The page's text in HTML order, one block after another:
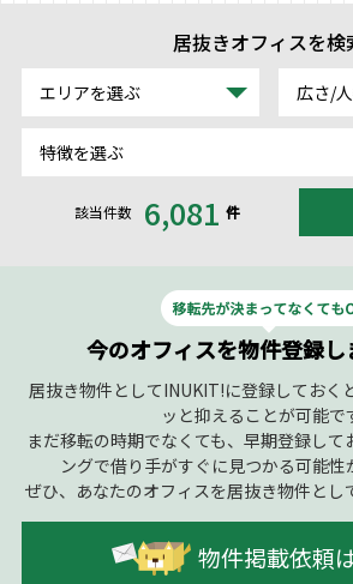
居抜きオフィスを検
エリアを選ぶ 広さ/
特徴を選ぶ
該当件数 6,081 件
今のオフィスを物件登録し
居抜き物件としてINUKIT!に登録しておく
ッと抑えることが可能で
まだ移転の時期でなくても、早期登録して
ングで借り手がすぐに見つかる可能性
ぜひ、あなたのオフィスを居抜き物件とし
物件掲載依頼